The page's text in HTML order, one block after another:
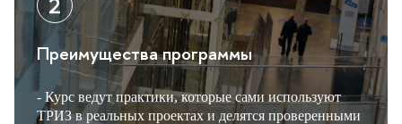
Преимущества программы
- Курс ведут практики, которые сами используют
ТРИЗ в реальных проектах и делятся проверенными